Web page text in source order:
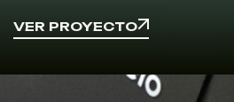
VER PROYECTO
VER PROYECTO